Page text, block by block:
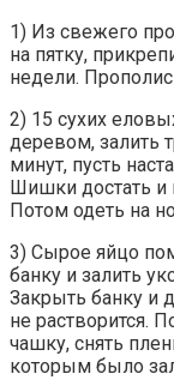
1) Из свежего
на пятку,
недели.
2) 15 сухих
деревом, залить
минут, пусть
Шишки достать и
Потом одеть на
3) Сырое яйцо
банку и залить
Закрыть банку и
не растворится.
чашку, снять
которым было